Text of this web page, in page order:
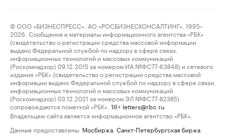
© ООО «БИЗНЕСПРЕСС», АО «РОСБИЗНЕСКОНСАЛТИНГ», 1995–
2026. Сообщения и материалы информационного агентства «РБК»
(свидетельство о регистрации средства массовой информации
выдано Федеральной службой по надзору в сфере связи,
информационных технологий и массовых коммуникаций
(Роскомнадзор) 09.12.2015 за номером ИА №ФС77-63848) и сетевого
издания «РБК» (свидетельство о регистрации средства массовой
информации выдано Федеральной службой по надзору в сфере связи,
информационных технологий и массовых коммуникаций
(Роскомнадзор) 03.12.2021 за номером ЭЛ №ФС77-82385)
сопровождаются пометкой «РБК».
18+ letters@rbc.ru
Владельцем сайта является информационное агентство «РБК».
Данные предоставлены: Мосбиржа Санкт-Петербургская биржа